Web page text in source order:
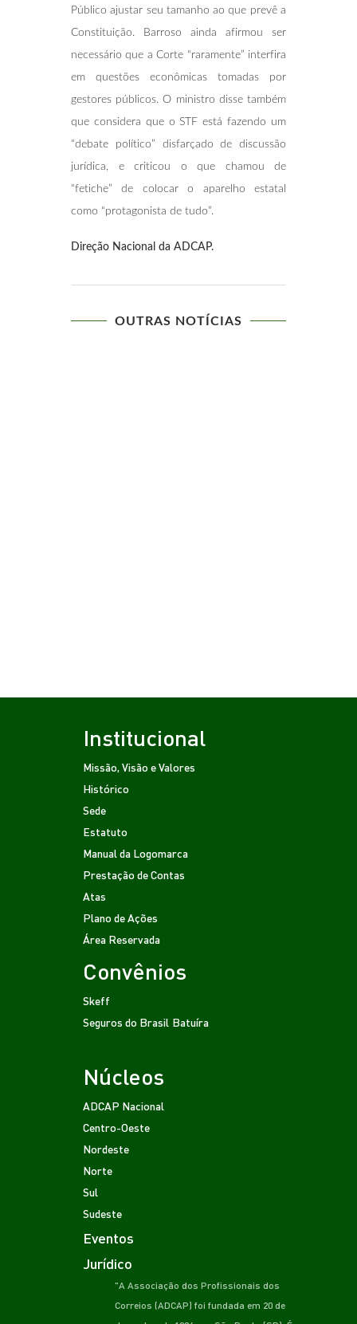
Público ajustar seu tamanho ao que prevê a
Constituição. Barroso ainda afirmou ser
necessário que a Corte “raramente” interfira
em questões econômicas tomadas por
gestores públicos. O ministro disse também
que considera que o STF está fazendo um
“debate político” disfarçado de discussão
jurídica, e criticou o que chamou de
“fetiche” de colocar o aparelho estatal
como “protagonista de tudo”.
Direção Nacional da ADCAP.
OUTRAS NOTÍCIAS
Institucional
Missão, Visão e Valores
Histórico
Sede
Estatuto
Manual da Logomarca
Prestação de Contas
Atas
Plano de Ações
Área Reservada
Convênios
Skeff
Seguros do Brasil Batuíra
Núcleos
ADCAP Nacional
Centro-Oeste
Nordeste
Norte
Sul
Sudeste
Eventos
Jurídico
"A Associação dos Profissionais dos
Correios (ADCAP) foi fundada em 20 de